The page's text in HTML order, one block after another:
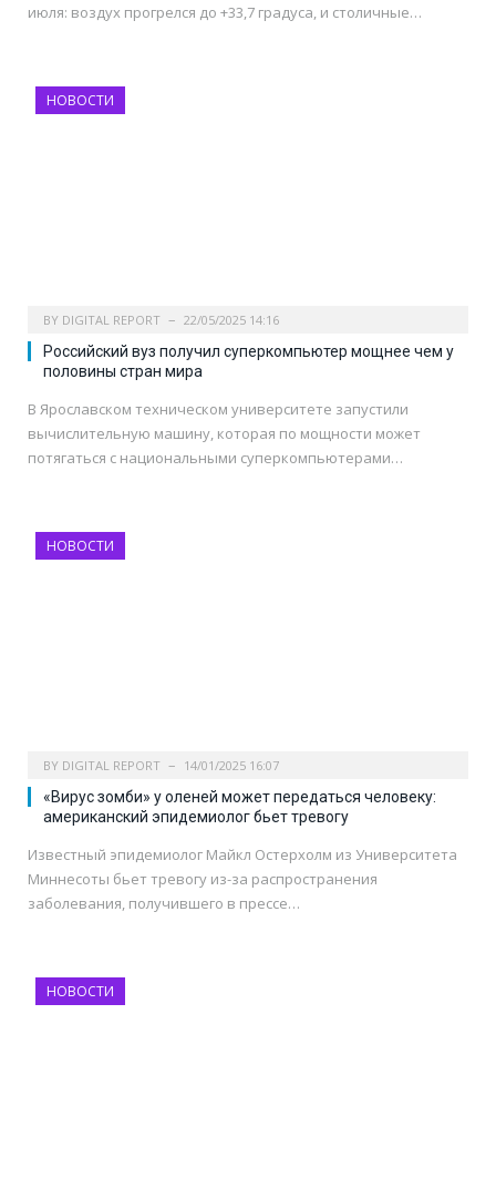
июля: воздух прогрелся до +33,7 градуса, и столичные…
НОВОСТИ
BY DIGITAL REPORT 22/05/2025 14:16
Российский вуз получил суперкомпьютер мощнее чем у
половины стран мира
В Ярославском техническом университете запустили
вычислительную машину, которая по мощности может
потягаться с национальными суперкомпьютерами…
НОВОСТИ
BY DIGITAL REPORT 14/01/2025 16:07
«Вирус зомби» у оленей может передаться человеку:
американский эпидемиолог бьет тревогу
Известный эпидемиолог Майкл Остерхолм из Университета
Миннесоты бьет тревогу из-за распространения
заболевания, получившего в прессе…
НОВОСТИ